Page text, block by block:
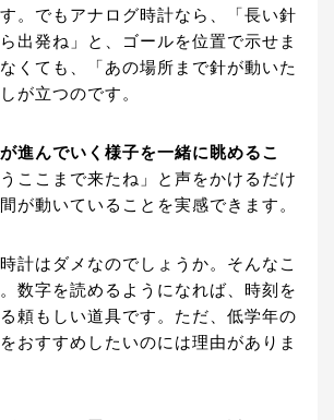
。でもアナログ時計なら、「長い針
出発ね」と、ゴールを位置で示せま
くても、「あの場所まで針が動いた
が立つのです。
進んでいく様子を一緒に眺めるこ
ここまで来たね」と声をかけるだけ
が動いていることを実感できます。
計はダメなのでしょうか。そんなこ
数字を読めるようになれば、時刻を
頼もしい道具です。ただ、低学年の
おすすめしたいのには理由がありま